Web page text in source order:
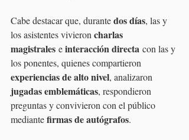
Cabe destacar que, durante dos días, las y
los asistentes vivieron charlas
magistrales e interacción directa con las y
los ponentes, quienes compartieron
experiencias de alto nivel, analizaron
jugadas emblemáticas, respondieron
preguntas y convivieron con el público
mediante firmas de autógrafos.